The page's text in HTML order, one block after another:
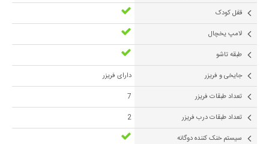
قفل کودک
لامپ یخچال
طبقه تاشو
جایخی و فریزر
دارای فریزر
تعداد طبقات فریزر
7
تعداد طبقات درب فریزر
2
سیستم خنک کننده دوگانه